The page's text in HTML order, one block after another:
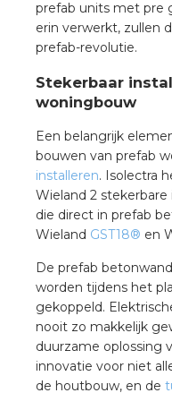
prefab units met pre
erin verwerkt, zullen
prefab-revolutie.
Stekerbaar
woningbouw
Een belangrijk
bouwen van prefab
installeren. Isolectra
Wieland 2
die direct in prefab
Wieland GST18® en
De prefab
worden tijdens het
gekoppeld.
nooit zo makkelijk
duurzame oplossing
innovatie voor niet
de houtbouw, en de